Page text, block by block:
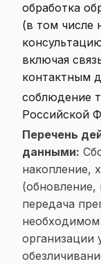
обработка
(в том числе
включая
контактным
соблюдение
Российской
Перечень
данными:
накопление,
(обновление,
передача
организации